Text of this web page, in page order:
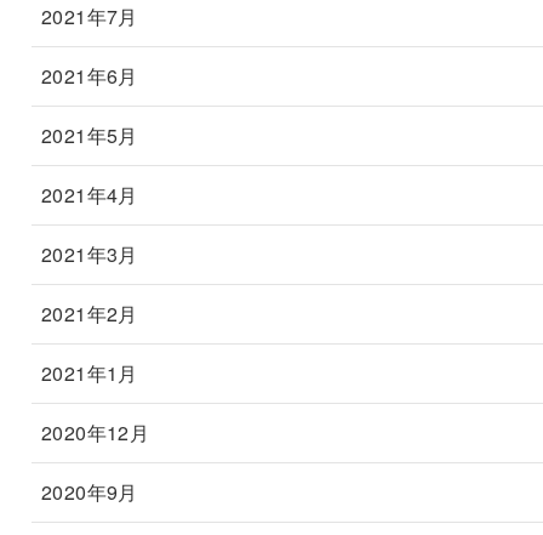
2021年7月
2021年6月
2021年5月
2021年4月
2021年3月
2021年2月
2021年1月
2020年12月
2020年9月